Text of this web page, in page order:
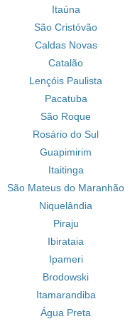
Itaúna
São Cristóvão
Caldas Novas
Catalão
Lençóis Paulista
Pacatuba
São Roque
Rosário do Sul
Guapimirim
Itaitinga
São Mateus do Maranhão
Niquelândia
Piraju
Ibirataia
Ipameri
Brodowski
Itamarandiba
Água Preta